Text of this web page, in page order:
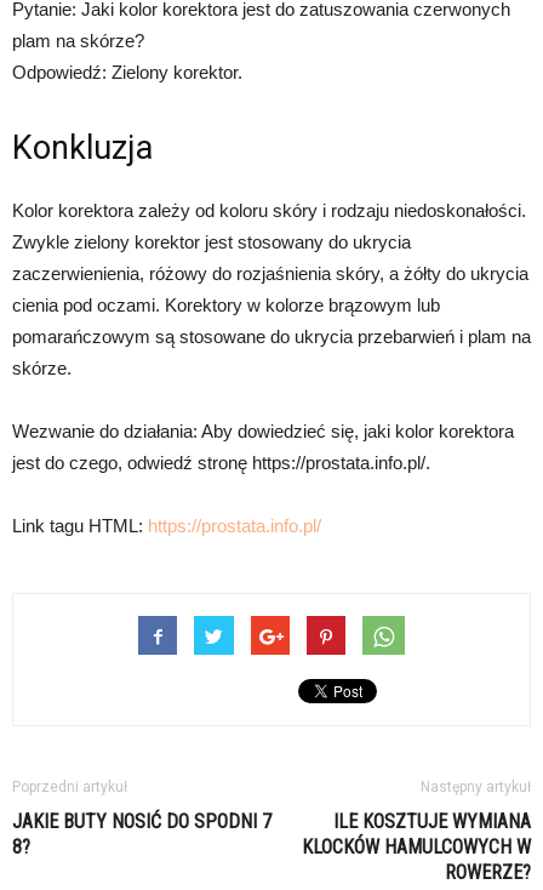
Pytanie: Jaki kolor korektora jest do zatuszowania czerwonych
plam na skórze?
Odpowiedź: Zielony korektor.
Konkluzja
Kolor korektora zależy od koloru skóry i rodzaju niedoskonałości.
Zwykle zielony korektor jest stosowany do ukrycia
zaczerwienienia, różowy do rozjaśnienia skóry, a żółty do ukrycia
cienia pod oczami. Korektory w kolorze brązowym lub
pomarańczowym są stosowane do ukrycia przebarwień i plam na
skórze.
Wezwanie do działania: Aby dowiedzieć się, jaki kolor korektora
jest do czego, odwiedź stronę https://prostata.info.pl/.
Link tagu HTML: https://prostata.info.pl/
Poprzedni artykuł
JAKIE BUTY NOSIĆ DO SPODNI 7
8?
Następny artykuł
ILE KOSZTUJE WYMIANA
KLOCKÓW HAMULCOWYCH W
ROWERZE?